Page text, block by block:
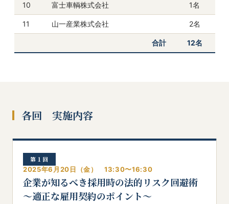
10 富士車輌株式会社 1名
11 山一産業株式会社 2名
合計 12名
各回 実施内容
第１回
2025年6月20日（金） 13:30〜16:30
企業が知るべき採用時の法的リスク回避術
～適正な雇用契約のポイント～